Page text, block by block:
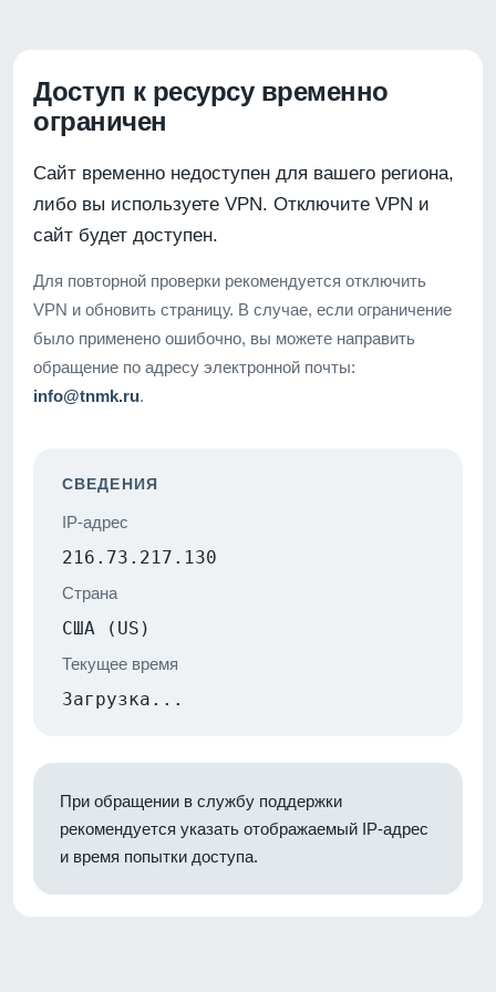
Доступ к ресурсу временно
ограничен
Сайт временно недоступен для вашего региона,
либо вы используете VPN. Отключите VPN и
сайт будет доступен.
Для повторной проверки рекомендуется отключить
VPN и обновить страницу. В случае, если ограничение
было применено ошибочно, вы можете направить
обращение по адресу электронной почты:
info@tnmk.ru.
СВЕДЕНИЯ
IP-адрес
216.73.217.130
Страна
США (US)
Текущее время
Загрузка...
При обращении в службу поддержки
рекомендуется указать отображаемый IP-адрес
и время попытки доступа.